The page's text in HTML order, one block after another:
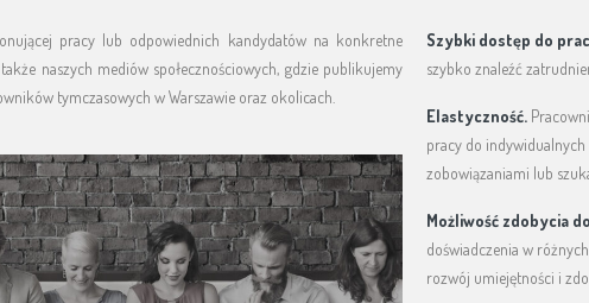
pracy lub odpowiednich kandydatów na konkretne
naszych mediów społecznościowych, gdzie publikujemy
tymczasowych w Warszawie oraz okolicach.
Szybki dostęp do
szybko znaleźć
Elastyczność.
pracy do
zobowiązaniami lub
Możliwość zdobycia
doświadczenia w
rozwój umiejętności i